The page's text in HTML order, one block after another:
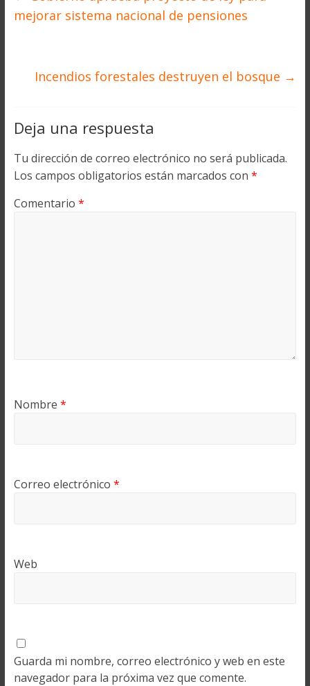
mejorar sistema nacional de pensiones
Incendios forestales destruyen el bosque →
Deja una respuesta
Tu dirección de correo electrónico no será publicada.
Los campos obligatorios están marcados con *
Comentario *
Nombre *
Correo electrónico *
Web
Guarda mi nombre, correo electrónico y web en este
navegador para la próxima vez que comente.